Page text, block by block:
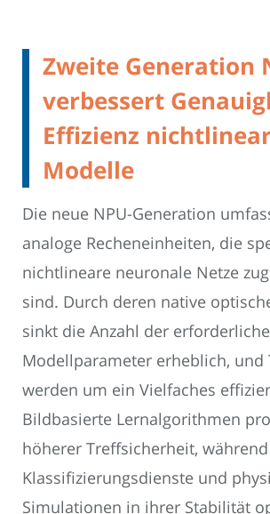
Zweite Generation
verbessert
Effizienz
Modelle
Die neue NPU-Generation
analoge Recheneinheiten, die
nichtlineare neuronale Netze
sind. Durch deren native
sinkt die Anzahl der
Modellparameter erheblich, und
werden um ein Vielfaches
Bildbasierte Lernalgorithmen
höherer Treffsicherheit, während
Klassifizierungsdienste und
Simulationen in ihrer Stabilität